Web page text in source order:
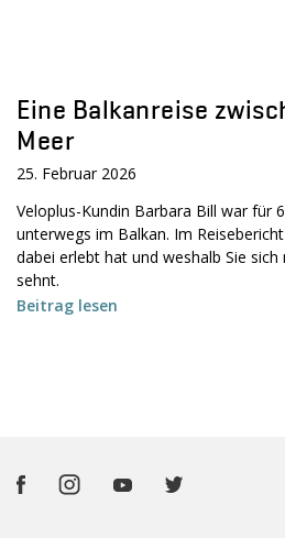
Eine Balkanreise
Meer
25. Februar 2026
Veloplus-Kundin Barbara Bill war für
unterwegs im Balkan. Im
dabei erlebt hat und weshalb Sie sich
sehnt.
Beitrag lesen